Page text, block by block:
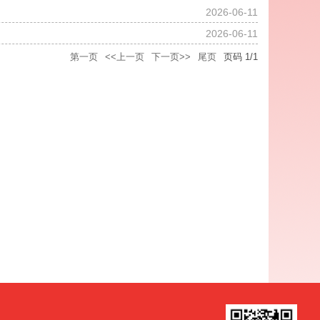
2026-06-11
2026-06-11
第一页 <<上一页 下一页>> 尾页 页码 1 /1